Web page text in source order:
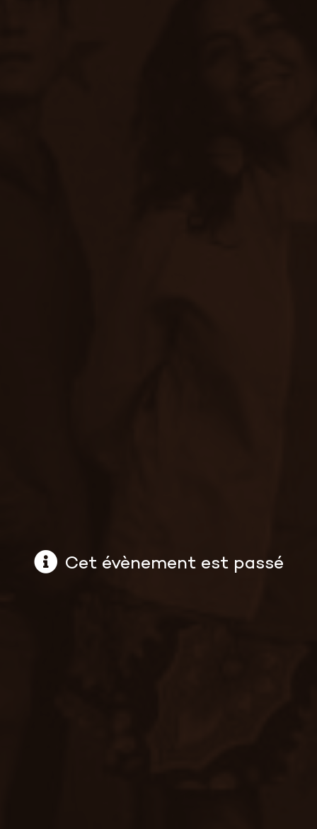
Cet évènement est passé